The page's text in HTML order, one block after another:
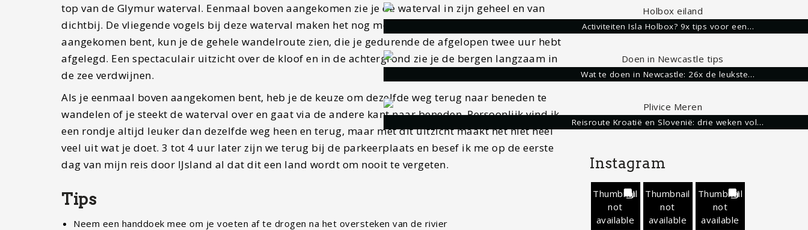
top van de Glymur waterval. Eenmaal boven aangekomen zie je de waterval in zijn geheel en van
dichtbij. De vliegende vogels bij deze waterval maken het nog mooier. Wanneer je boven
aangekomen bent, kun je de gehele wandelroute zien, die je gedurende de afgelopen twee uur hebt
afgelegd. Een spectaculair uitzicht over de kloof en in de achtergrond zie je de bergen langzaam in
de zee verdwijnen.
Als je eenmaal boven aangekomen bent, heb je de keuze om dezelfde weg terug naar beneden te
wandelen of je steekt de waterval over en gaat via de andere kant naar beneden. Persoonlijk vind ik
een rondje altijd leuker dan dezelfde weg heen en terug, maar met dit uitzicht maakt het niet heel
veel uit wat je doet. 3 tot 4 uur later zijn we terug bij de parkeerplaats en besef ik me op de eerste
dag van mijn reis door IJsland al dat dit een land wordt om nooit te vergeten.
Tips
Neem een handdoek mee om je voeten af te drogen na het oversteken van de rivier
Activiteiten Isla Holbox? 9x tips voor een…
Wat te doen in Newcastle: 26x de leukste…
Reisroute Kroatië en Slovenië: drie weken vol…
Instagram
Thumbnail
not
available
Thumbnail
not
available
Thumbnail
not
available